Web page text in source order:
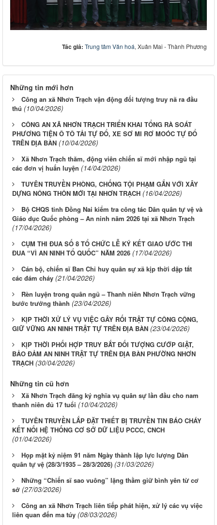
Tác giả: Trung tâm Văn hoá, Xuân Mai - Thành Phương
Những tin mới hơn
Công an xã Nhơn Trạch vận động đối tượng truy nã ra đầu
thú (10/04/2026)
CÔNG AN XÃ NHƠN TRẠCH TRIỂN KHAI TỔNG RÀ SOÁT
PHƯƠNG TIỆN Ô TÔ TẢI TỰ ĐỔ, XE SƠ MI RƠ MOÓC TỰ ĐỔ
TRÊN ĐỊA BÀN (10/04/2026)
Xã Nhơn Trạch thăm, động viên chiến sĩ mới nhập ngũ tại
các đơn vị huấn luyện (14/04/2026)
TUYÊN TRUYỀN PHÒNG, CHỐNG TỘI PHẠM GẮN VỚI XÂY
DỰNG NÔNG THÔN MỚI TẠI NHƠN TRẠCH (16/04/2026)
Bộ CHQS tỉnh Đồng Nai kiểm tra công tác Dân quân tự vệ và
Giáo dục Quốc phòng – An ninh năm 2026 tại xã Nhơn Trạch
(17/04/2026)
CỤM THI ĐUA SỐ 8 TỔ CHỨC LỄ KÝ KẾT GIAO ƯỚC THI
ĐUA “VÌ AN NINH TỔ QUỐC” NĂM 2026 (17/04/2026)
Cán bộ, chiến sĩ Ban Chỉ huy quân sự xã kịp thời dập tắt
các đám cháy (21/04/2026)
Rèn luyện trong quân ngũ – Thanh niên Nhơn Trạch vững
bước trưởng thành (23/04/2026)
KỊP THỜI XỬ LÝ VỤ VIỆC GÂY RỐI TRẬT TỰ CÔNG CỘNG,
GIỮ VỮNG AN NINH TRẬT TỰ TRÊN ĐỊA BÀN (23/04/2026)
KỊP THỜI PHỐI HỢP TRUY BẮT ĐỐI TƯỢNG CƯỚP GIẬT,
BẢO ĐẢM AN NINH TRẬT TỰ TRÊN ĐỊA BÀN PHƯỜNG NHƠN
TRẠCH (30/04/2026)
Những tin cũ hơn
Xã Nhơn Trạch đăng ký nghĩa vụ quân sự lần đầu cho nam
thanh niên đủ 17 tuổi (10/04/2026)
TUYÊN TRUYỀN LẮP ĐẶT THIẾT BỊ TRUYỀN TIN BÁO CHÁY
KẾT NỐI HỆ THỐNG CƠ SỞ DỮ LIỆU PCCC, CNCH
(01/04/2026)
Họp mặt kỷ niệm 91 năm Ngày thành lập lực lượng Dân
quân tự vệ (28/3/1935 – 28/3/2026) (31/03/2026)
Những “Chiến sĩ sao vuông” lặng thầm giữ bình yên từ cơ
sở (27/03/2026)
Công an xã Nhơn Trạch liên tiếp phát hiện, xử lý các vụ việc
liên quan đến ma túy (08/03/2026)